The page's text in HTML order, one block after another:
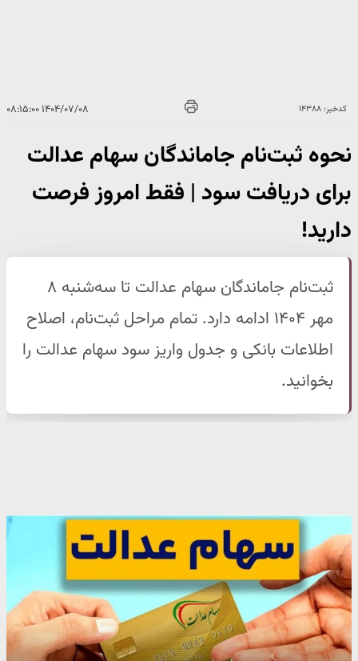
کدخبر: ۱۴۳۸۸ ۱۴۰۴/۰۷/۰۸ ۰۸:۱۵:۰۰
نحوه ثبت‌نام جاماندگان سهام عدالت
برای دریافت سود | فقط امروز فرصت
دارید!
ثبت‌نام جاماندگان سهام عدالت تا سه‌شنبه ۸
مهر ۱۴۰۴ ادامه دارد. تمام مراحل ثبت‌نام، اصلاح
اطلاعات بانکی و جدول واریز سود سهام عدالت را
بخوانید.